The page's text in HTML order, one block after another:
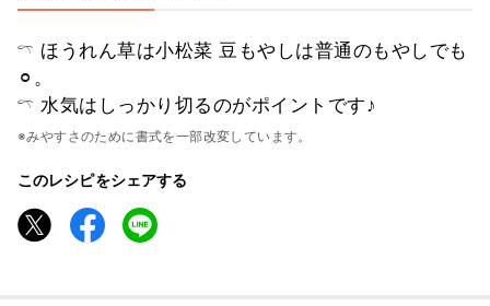
𓍼 ほうれん草は小松菜 豆もやしは普通のもやしでも
⚪︎。
𓍼 水気はしっかり切るのがポイントです♪
※みやすさのために書式を一部改変しています。
このレシピをシェアする